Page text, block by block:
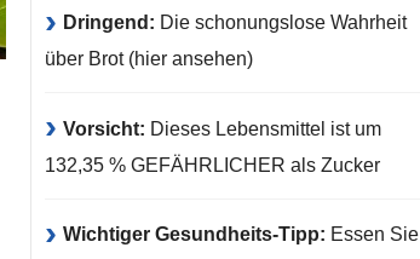
Dringend: Die schonungslose Wahrheit
über Brot (hier ansehen)
Vorsicht: Dieses Lebensmittel ist um
132,35 % GEFÄHRLICHER als Zucker
Wichtiger Gesundheits-Tipp: Essen Sie